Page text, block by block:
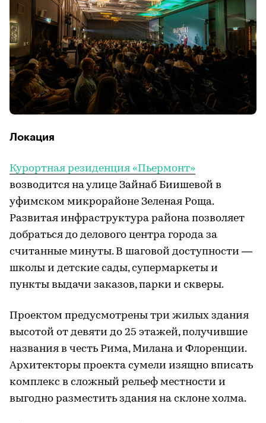
Локация
Курортная резиденция «Пьермонт»
возводится на улице Зайнаб Биишевой в
уфимском микрорайоне Зеленая Роща.
Развитая инфраструктура района позволяет
добраться до делового центра города за
считанные минуты. В шаговой доступности —
школы и детские сады, супермаркеты и
пункты выдачи заказов, парки и скверы.
Проектом предусмотрены три жилых здания
высотой от девяти до 25 этажей, получившие
названия в честь Рима, Милана и Флоренции.
Архитекторы проекта сумели изящно вписать
комплекс в сложный рельеф местности и
выгодно разместить здания на склоне холма.